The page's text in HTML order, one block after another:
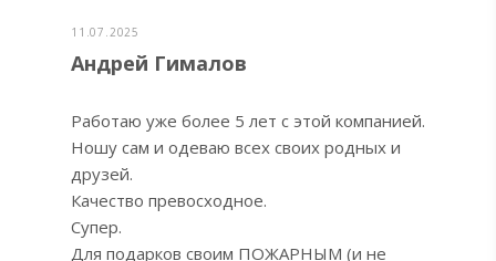
11.07.2025
Андрей Гималов
Работаю уже более 5 лет с этой компанией.
Ношу сам и одеваю всех своих родных и
друзей.
Качество превосходное.
Супер.
Для подарков своим ПОЖАРНЫМ (и не